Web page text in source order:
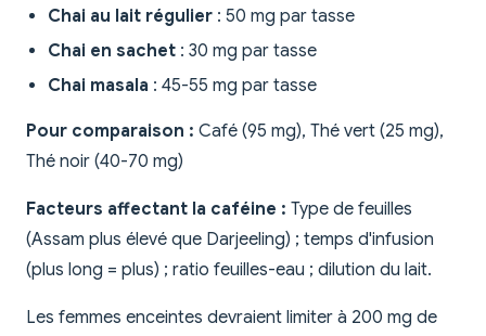
Chai au lait régulier : 50 mg par tasse
Chai en sachet : 30 mg par tasse
Chai masala : 45-55 mg par tasse
Pour comparaison : Café (95 mg), Thé vert (25 mg),
Thé noir (40-70 mg)
Facteurs affectant la caféine : Type de feuilles
(Assam plus élevé que Darjeeling) ; temps d'infusion
(plus long = plus) ; ratio feuilles-eau ; dilution du lait.
Les femmes enceintes devraient limiter à 200 mg de